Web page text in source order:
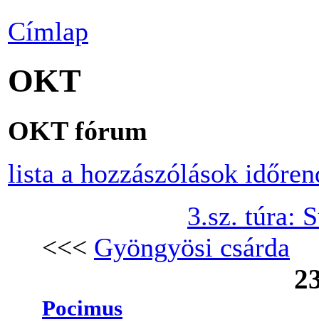
Címlap
OKT
OKT fórum
lista a hozzászólások
3.sz. túra:
<<< Gyöngyösi csárda
Pocimus